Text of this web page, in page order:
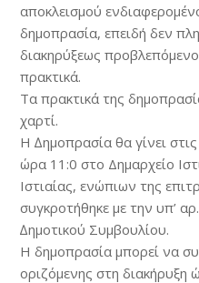
αποκλεισµού
δηµοπρασία, επειδή δεν
διακηρύξεως
πρακτικά.
Τα πρακτικά της
χαρτί.
Η ∆ηµοπρασία θα γίνει
ώρα 11:0 στο Δηµαρχείο
Ιστιαίας, ενώπιων της
συγκροτήθηκε µε την υπ’
∆ηµοτικού Συµβουλίου.
Η δηµοπρασία µπορεί να
οριζόµενης στη διακήρυξη